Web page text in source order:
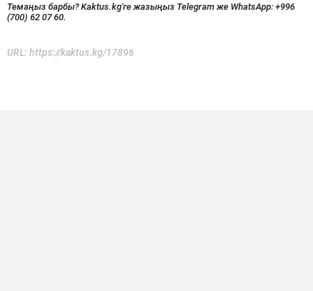
Темаңыз барбы? Kaktus.kg'ге жазыңыз Telegram же WhatsApp: +996
(700) 62 07 60.
URL: https://kaktus.kg/17896